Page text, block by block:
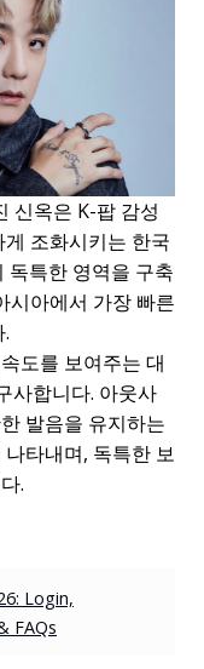
신옥은 K-팝 감성
조화시키는 한국
독특한 영역을 구축
시아에서 가장 빠른
도를 보여주는 대
사합니다. 아웃사
발음을 유지하는
타내며, 독특한 보
.
Login,
FAQs